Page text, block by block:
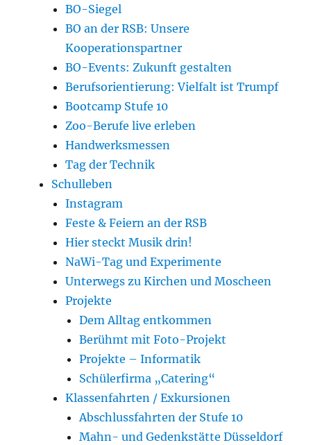
BO-Siegel
BO an der RSB: Unsere
Kooperationspartner
BO-Events: Zukunft gestalten
Berufsorientierung: Vielfalt ist Trumpf
Bootcamp Stufe 10
Zoo-Berufe live erleben
Handwerksmessen
Tag der Technik
Schulleben
Instagram
Feste & Feiern an der RSB
Hier steckt Musik drin!
NaWi-Tag und Experimente
Unterwegs zu Kirchen und Moscheen
Projekte
Dem Alltag entkommen
Berühmt mit Foto-Projekt
Projekte – Informatik
Schülerfirma „Catering“
Klassenfahrten / Exkursionen
Abschlussfahrten der Stufe 10
Mahn- und Gedenkstätte Düsseldorf